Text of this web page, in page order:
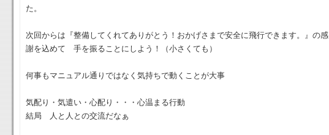
た。
次回からは『整備してくれてありがとう！おかげさまで安全に飛行できます。』の感
謝を込めて 手を振ることにしよう！（小さくても）
何事もマニュアル通りではなく気持ちで動くことが大事
気配り・気遣い・心配り・・・心温まる行動
結局 人と人との交流だなぁ